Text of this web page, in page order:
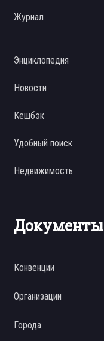
Журнал
Энциклопедия
Новости
Кешбэк
Удобный поиск
Недвижимость
Документы
Конвенции
Организации
Города